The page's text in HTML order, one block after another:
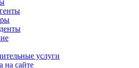
услуги
на сайте